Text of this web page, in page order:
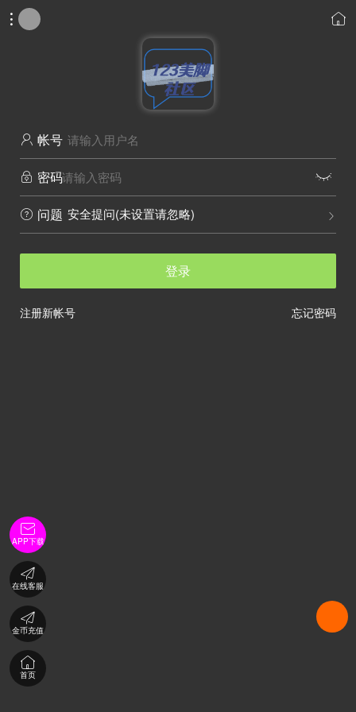
 
 帐号
 密码 
 问题 
安全提问(未设置请忽略)
登录
忘记密码
注册新帐号

APP下载

在线客服

金币充值

首页